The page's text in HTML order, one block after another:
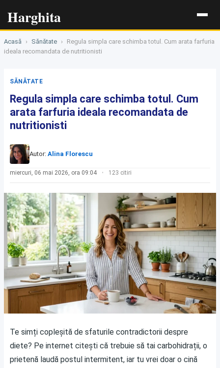
Harghita
Acasă › Sănătate ›
Regula simpla care schimba totul. Cum arata farfuria
ideala recomandata de nutritionisti
SĂNĂTATE
Regula simpla care schimba totul. Cum
arata farfuria ideala recomandata de
nutritionisti
Autor: Alina Florescu
miercuri, 06 mai 2026, ora 09:04 123 citiri
Te simți copleșită de sfaturile contradictorii despre
diete? Pe internet citești că trebuie să tai carbohidrații, o
prietenă laudă postul intermitent, iar tu vrei doar o cină